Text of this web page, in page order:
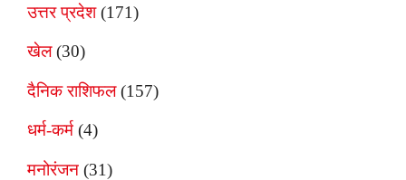
उत्तर प्रदेश(171)
खेल(30)
दैनिक राशिफल(157)
धर्म-कर्म (4)
मनोरंजन (31)